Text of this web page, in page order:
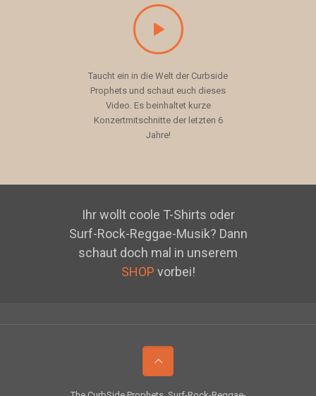
Taucht ein in die Welt der Curbside
Prophets und schaut euch dieses
Video. Es beinhaltet kurze
Konzertmitschnitte der letzten 6
Jahre!
Ihr wollt coole T-Shirts oder
Surf-Rock-Reggae-Musik? Dann
schaut doch mal in unserem
SHOP vorbei!